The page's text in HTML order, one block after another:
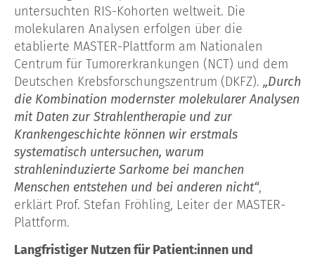
untersuchten RIS-Kohorten weltweit. Die
molekularen Analysen erfolgen über die
etablierte MASTER-Plattform am Nationalen
Centrum für Tumorerkrankungen (NCT) und dem
Deutschen Krebsforschungszentrum (DKFZ). „Durch
die Kombination modernster molekularer Analysen
mit Daten zur Strahlentherapie und zur
Krankengeschichte können wir erstmals
systematisch untersuchen, warum
strahleninduzierte Sarkome bei manchen
Menschen entstehen und bei anderen nicht“,
erklärt Prof. Stefan Fröhling, Leiter der MASTER-
Plattform.
Langfristiger Nutzen für Patient:innen und